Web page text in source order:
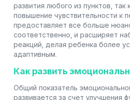
развития любого из пунктов, так
повышение чувствительности к
предоставляет все больше
соответственно, и расширяет
реакций, делая ребенка более
адаптивным.
Как развить
Общий показатель
развивается за счет улучшения